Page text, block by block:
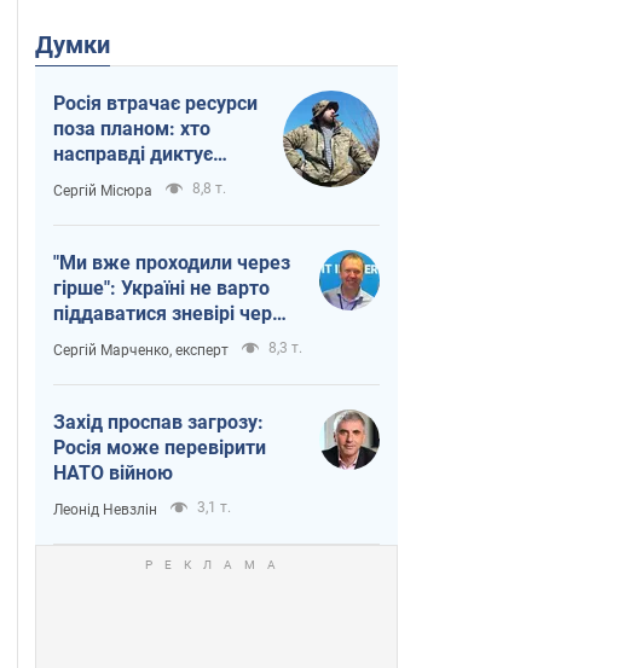
Думки
Росія втрачає ресурси
поза планом: хто
насправді диктує
темп війни
Сергій Місюра 8,8 т.
"Ми вже проходили через
гірше": Україні не варто
піддаватися зневірі через
ракетний терор
Сергій Марченко, експерт 8,3 т.
Захід проспав загрозу:
Росія може перевірити
НАТО війною
Леонід Невзлін 3,1 т.